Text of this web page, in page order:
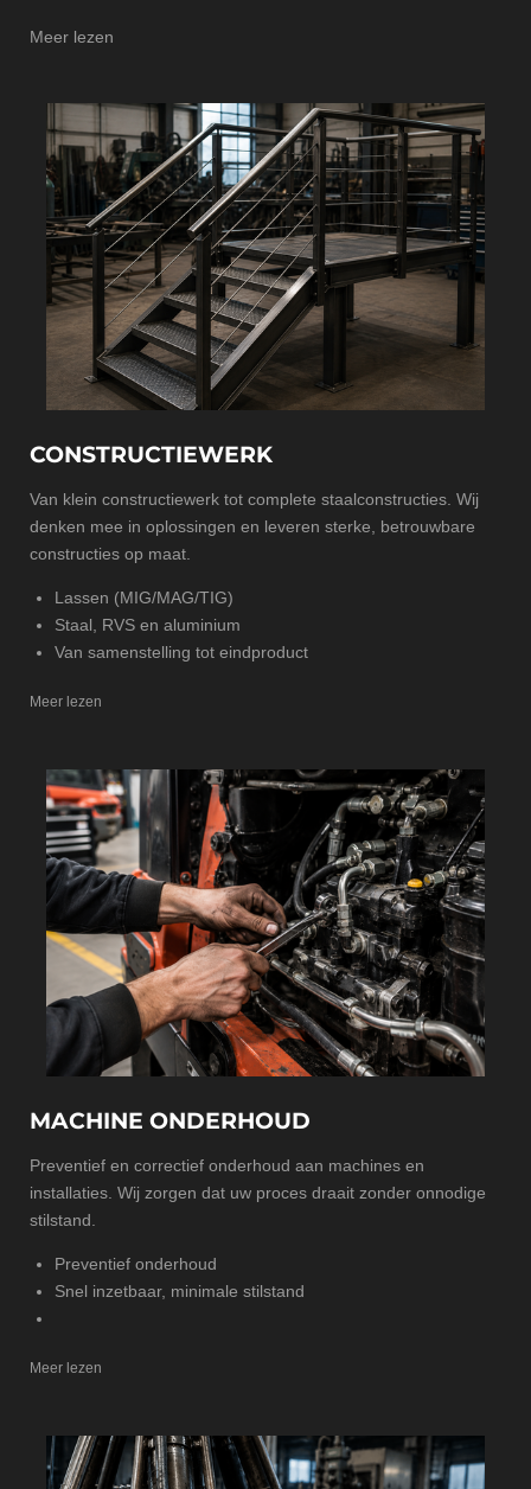
Meer lezen
CONSTRUCTIEWERK
Van klein constructiewerk tot complete staalconstructies. Wij
denken mee in oplossingen en leveren sterke, betrouwbare
constructies op maat.
Lassen (MIG/MAG/TIG)
Staal, RVS en aluminium
Van samenstelling tot eindproduct
Meer lezen
MACHINE ONDERHOUD
Preventief en correctief onderhoud aan machines en
installaties. Wij zorgen dat uw proces draait zonder onnodige
stilstand.
Preventief onderhoud
Snel inzetbaar, minimale stilstand
Meer lezen